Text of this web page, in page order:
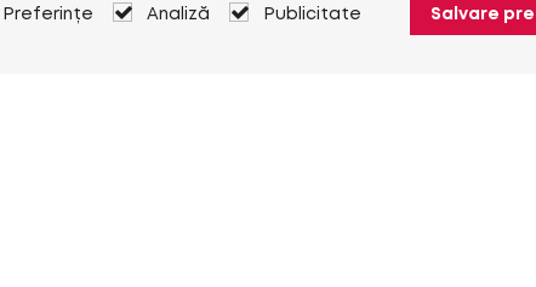
Preferințe Analiză Publicitate Salvare